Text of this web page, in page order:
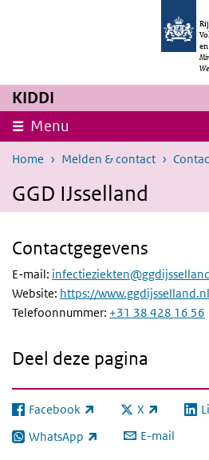
Overslaan en naar de inhoud gaan
KIDDI
Menu
Home Melden & contact
GGD IJsselland
Contactgegevens
E-mail:
Website: https://www.ggdijsselland.nl
Telefoonnummer: +31 38 428 16 56
Deel deze pagina
Facebook
(externe link) X
(externe link)
WhatsApp
(externe link) E-mail